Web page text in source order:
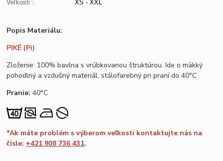
Veľkosti :
XS - XXL
Popis Materiálu:
PIKÉ (Pi)
Zloženie: 100% bavlna s vrúbkovanou štruktúrou. Ide o mäkký
pohodlný a vzdušný materiál, stálofarebný pri praní do 40°C
Pranie:40°C
*Ak máte problém s výberom veľkosti kontaktujte nás na
čísle: +421 908 736 431.